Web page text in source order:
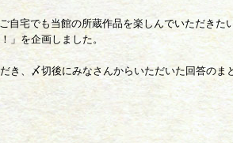
自宅でも当館の所蔵作品を楽しんでいただきた
」を企画しました。
き、〆切後にみなさんからいただいた回答のま